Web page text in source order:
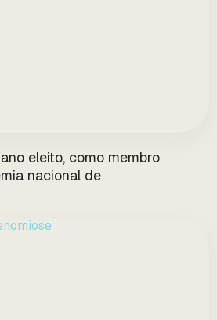
eleito, como membro
nacional de